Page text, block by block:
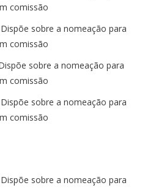
comissão
Dispõe sobre a nomeação para
comissão
sobre a nomeação para
comissão
Dispõe sobre a nomeação para
comissão
Dispõe sobre a nomeação para